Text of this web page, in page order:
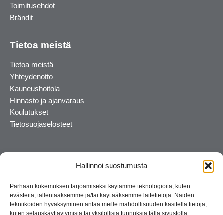
Hallinnoi suostumusta
Parhaan kokemuksen tarjoamiseksi käytämme teknologioita, kuten
evästeitä, tallentaaksemme ja/tai käyttääksemme laitetietoja. Näiden
tekniikoiden hyväksyminen antaa meille mahdollisuuden käsitellä tietoja,
kuten selauskäyttäytymistä tai yksilöllisiä tunnuksia tällä sivustolla.
Toimitusehdot
Brändit
Tietoa meistä
Tietoa meistä
Yhteydenotto
Kauneushoitola
Hinnasto ja ajanvaraus
Koulutukset
Tietosuojaselosteet